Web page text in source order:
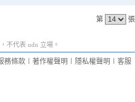
第
不代表 udn 立場。
務條款 著作權聲明 隱私權聲明 客服